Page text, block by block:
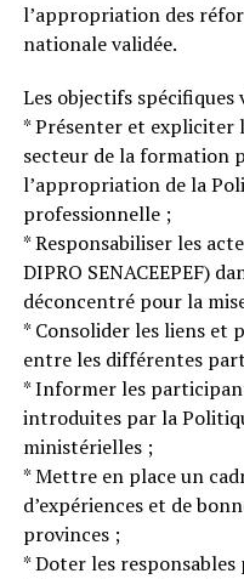
l’appropriation des
nationale validée.
Les objectifs
* Présenter et expliciter
secteur de la formation
l’appropriation de la
professionnelle ;
* Responsabiliser les
DIPRO SENACEEPEF)
déconcentré pour la
* Consolider les liens et
entre les différentes
* Informer les
introduites par la
ministérielles ;
* Mettre en place un
d’expériences et de
provinces ;
* Doter les